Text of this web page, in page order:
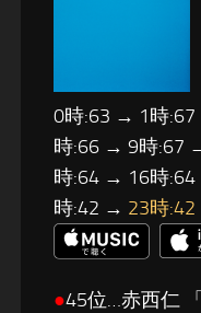
0時:63 → 1時
時:66 → 9時:67
時:64 → 16時
時:42 → 23時:42
●45位…赤西仁